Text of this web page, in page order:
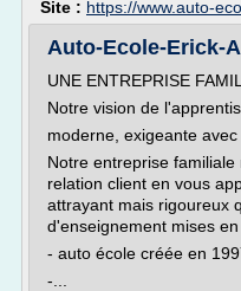
Site : https://www.auto-
Auto-Ecole-Erick-
UNE ENTREPRISE
Notre vision de
moderne, exigeante
Notre entreprise
relation client en vous
attrayant mais rigoureux
d'enseignement mises
- auto école créée en
-...